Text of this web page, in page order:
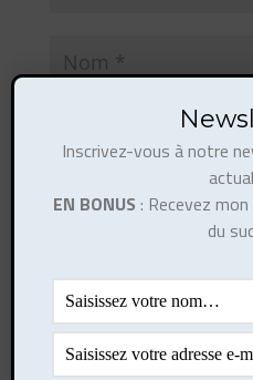
Inscrivez-vous à notre
EN BONUS : Recevez
du